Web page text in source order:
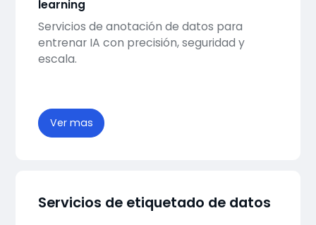
learning
Servicios de anotación de datos para
entrenar IA con precisión, seguridad y
escala.
Ver mas
Servicios de etiquetado de datos